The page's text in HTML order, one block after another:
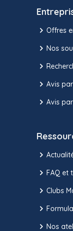
Offres
Nos
Avis
Avis
FAQ et
Clubs
Nos